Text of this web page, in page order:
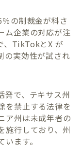
の制裁金が科さ
ム企業の対応が注
、TikTokとX が
の実効性が試され
発で、テキサス州
を禁止する法律を
ア州は未成年者の
施行しており、州
ます。